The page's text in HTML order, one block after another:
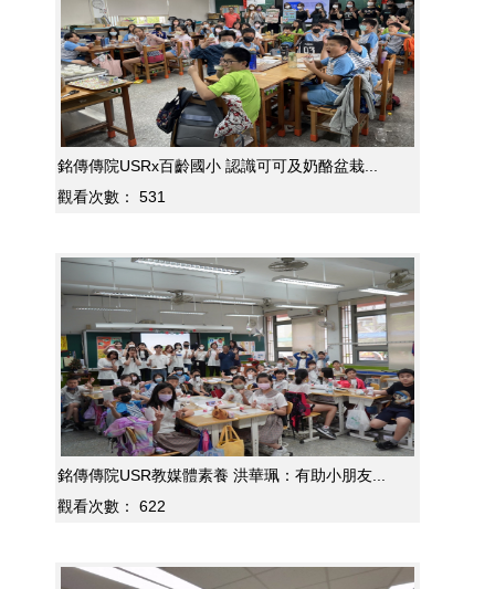
銘傳傳院USRx百齡國小 認識可可及奶酪盆栽...
觀看次數：
531
銘傳傳院USR教媒體素養 洪華珮：有助小朋友...
觀看次數：
622